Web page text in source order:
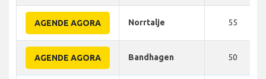
AGENDE AGORA Norrtalje 55
AGENDE AGORA Bandhagen 50